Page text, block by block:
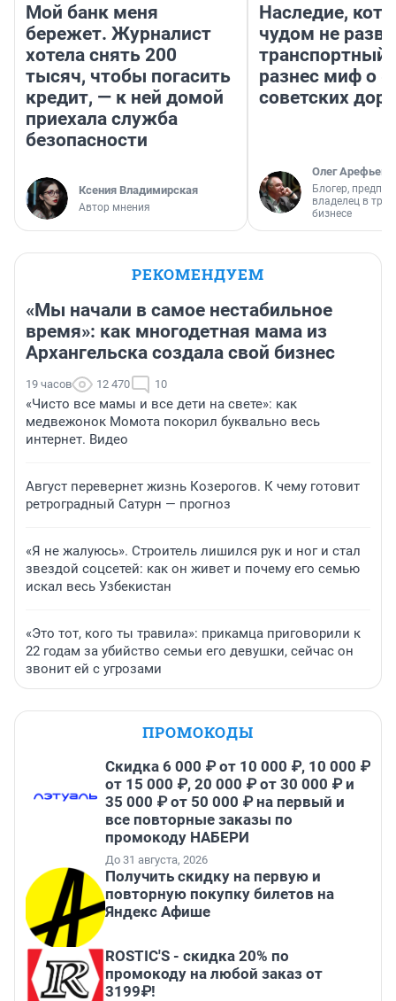
Мой банк меня
бережет. Журналист
хотела снять 200
тысяч, чтобы погасить
кредит, — к ней домой
приехала служба
безопасности
Ксения Владимирская
Автор мнения
Наследие,
чудом не
транспортный
разнес миф о
советских
Олег Арефьев
Блогер,
владелец в
бизнесе
РЕКОМЕНДУЕМ
«Мы начали в самое нестабильное
время»: как многодетная мама из
Архангельска создала свой бизнес
19 часов 12 470 10
«Чисто все мамы и все дети на свете»: как
медвежонок Момота покорил буквально весь
интернет. Видео
Август перевернет жизнь Козерогов. К чему готовит
ретроградный Сатурн — прогноз
«Я не жалуюсь». Строитель лишился рук и ног и стал
звездой соцсетей: как он живет и почему его семью
искал весь Узбекистан
«Это тот, кого ты травила»: прикамца приговорили к
22 годам за убийство семьи его девушки, сейчас он
звонит ей с угрозами
ПРОМОКОДЫ
Скидка 6 000 ₽ от 10 000 ₽, 10 000 ₽
от 15 000 ₽, 20 000 ₽ от 30 000 ₽ и
35 000 ₽ от 50 000 ₽ на первый и
все повторные заказы по
промокоду НАБЕРИ
До 31 августа, 2026
Получить скидку на первую и
повторную покупку билетов на
Яндекс Афише
ROSTIC'S - скидка 20% по
промокоду на любой заказ от
3199₽!